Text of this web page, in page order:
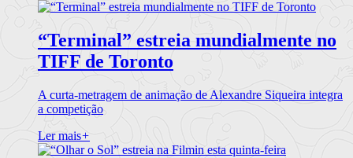
“Terminal” estreia mundialmente no
TIFF de Toronto
A curta-metragem de animação de Alexandre Siqueira integra
a competição
Ler mais+